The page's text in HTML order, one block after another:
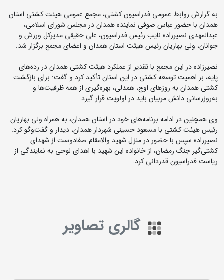
به گزارش روابط عمومی فدراسیون کشتی، مجمع عمومی هیئت کشتی استان
همدان با حضور عباس صوفی نماینده همدان در مجلس شورای اسلامی،
عبدالمهدی نصیرزاده نایب رئیس فدراسیون، علی حقیقی مدیرکل ورزش و
جوانان، ولی بهاریان رئیس هیئت استان همدان و اعضای مجمع برگزار شد.
نصیرزاده در این مجمع با تقدیر از عملکرد هیئت کشتی همدان در رده‌های
پایه، بر اهمیت توسعه کشتی در این استان تأکید کرد و گفت: برای بازگشت
کشتی همدان به روزهای اوج، همدلی، بهره‌گیری از همه ظرفیت‌ها و
به‌روزرسانی دانش مربیان باید در اولویت قرار گیرد.
وی همچنین در ادامه برنامه‌های خود در استان همدان، به همراه ولی بهاریان
رئیس هیئت کشتی با مسعود حسینی شهردار همدان، دیدار و گفت‌وگو کرد.
نصیرزاده سپس با حضور در منزل شهید والامقام صفادوست از شهدای
کشتی‌گیر جنگ رمضان، از خانواده این شهید با اهدای لوحی به نمایندگی از
ریاست فدراسیون قدردانی کرد.
گالری تصاویر